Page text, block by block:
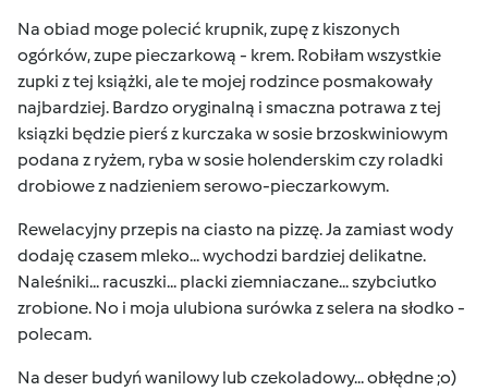
Na obiad moge polecić krupnik, zupę z kiszonych
ogórków, zupe pieczarkową - krem. Robiłam wszystkie
zupki z tej książki, ale te mojej rodzince posmakowały
najbardziej. Bardzo oryginalną i smaczna potrawa z tej
ksiązki będzie pierś z kurczaka w sosie brzoskwiniowym
podana z ryżem, ryba w sosie holenderskim czy roladki
drobiowe z nadzieniem serowo-pieczarkowym.
Rewelacyjny przepis na ciasto na pizzę. Ja zamiast wody
dodaję czasem mleko... wychodzi bardziej delikatne.
Naleśniki... racuszki... placki ziemniaczane... szybciutko
zrobione. No i moja ulubiona surówka z selera na słodko -
polecam.
Na deser budyń wanilowy lub czekoladowy... obłędne ;o)